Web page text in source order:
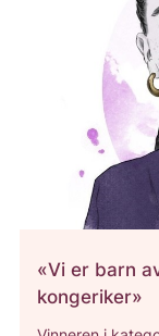
«Vi er barn
kongeriker»